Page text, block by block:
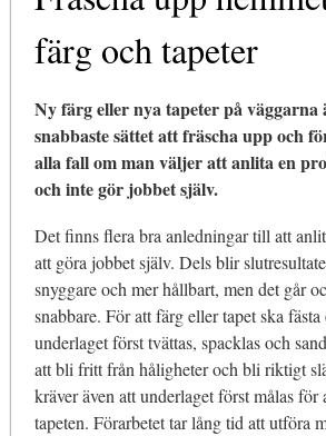
färg och tapeter
Ny färg eller nya tapeter på väggarna
snabbaste sättet att fräscha upp och
alla fall om man väljer att anlita en
och inte gör jobbet själv.
Det finns flera bra anledningar till att
att göra jobbet själv. Dels blir
snyggare och mer hållbart, men det går
snabbare. För att färg eller tapet ska
underlaget först tvättas, spacklas och
att bli fritt från håligheter och bli riktigt
kräver även att underlaget först målas
tapeten. Förarbetet tar lång tid att utföra